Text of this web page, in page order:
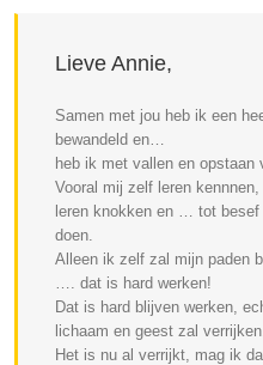
Lieve Annie,
Samen met jou heb ik een
bewandeld en…
heb ik met vallen en opstaan
Vooral mij zelf leren kennnen,
leren knokken en … tot
doen.
Alleen ik zelf zal mijn paden
…. dat is hard werken!
Dat is hard blijven werken,
lichaam en geest zal
Het is nu al verrijkt, mag ik